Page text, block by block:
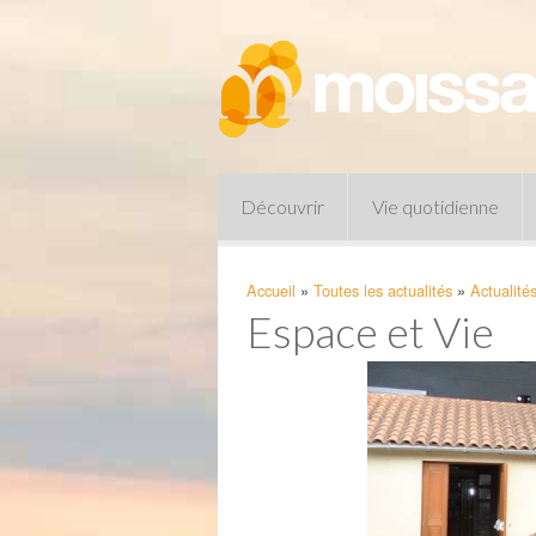
Découvrir Vie quotidienne
Pharmacies de garde
Accueil » Toutes les actualités » Actualités
Espace et Vie